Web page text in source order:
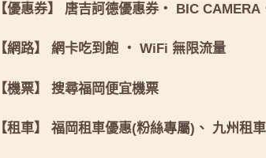
【優惠券】
唐吉訶德優惠券・ BIC CAMERA
【網路】 網卡吃到飽 ・ WiFi 無限流量
【機票】 搜尋福岡便宜機票
【租車】 福岡租車優惠(粉絲專屬) 、 九州租